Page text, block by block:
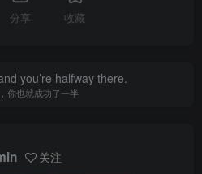
分享 收藏
you’re halfway there.
你也就成功了一半
关注